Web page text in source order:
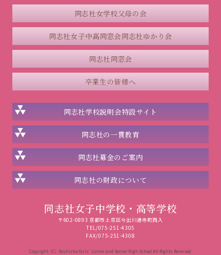
同志社女学校父母の会
同志社女子中高同窓会同志社ゆかり会
同志社同窓会
卒業生の皆様へ
同志社学校説明会特設サイト
同志社の一貫教育
同志社募金のご案内
同志社の財政について
同志社女子中学校・高等学校
〒602-0893 京都市上京区今出川通寺町西入
TEL/075-251-4305
FAX/075-251-4308
Copyright（C）Doshisha Girls’ Junior and Senior High School All Rights Reserved.